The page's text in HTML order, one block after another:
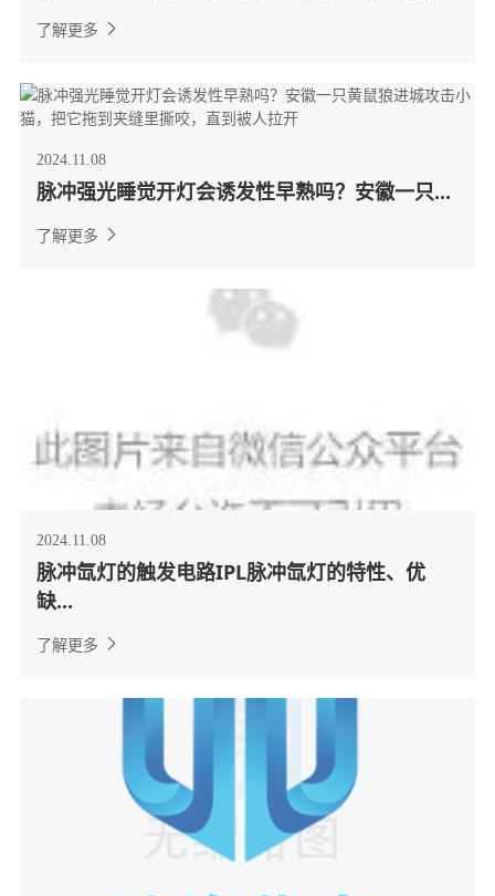
了解更多
2024.11.08
脉冲强光睡觉开灯会诱发性早熟吗？安徽一只...
了解更多
2024.11.08
脉冲氙灯的触发电路IPL脉冲氙灯的特性、优
缺...
了解更多